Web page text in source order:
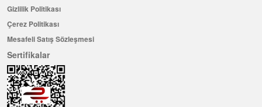
Gizlilik Politikası
Çerez Politikası
Mesafeli Satış Sözleşmesi
Sertifikalar